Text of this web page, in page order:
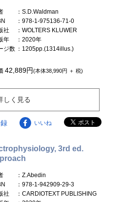
：S.D.Waldman
：978-1-975136-71-0
社
：WOLTERS KLUWER
年
：2020年
ジ数 ：1205pp.(1314illus.)
42,889円(本体38,990円 ＋ 税)
しく見る
いいね
3rd ed.
：Z.Abedin
：978-1-942909-29-3
社
：CARDIOTEXT PUBLISHING